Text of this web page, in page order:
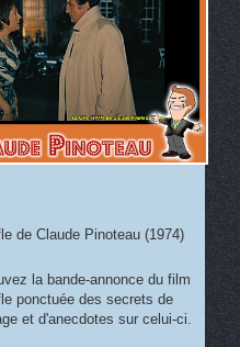
de Claude Pinoteau (1974)
la bande-annonce du film
ponctuée des secrets de
et d'anecdotes sur celui-ci.